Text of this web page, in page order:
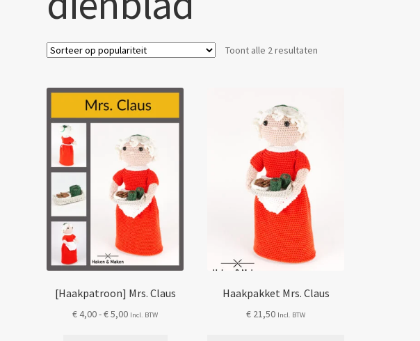
Toont alle 2 resultaten
[Haakpatroon] Mrs. Claus
€4,00-€5,00Prijsklasse:
Incl. BTW
Haakpakket Mrs. Claus
€ 21,50 Incl. BTW